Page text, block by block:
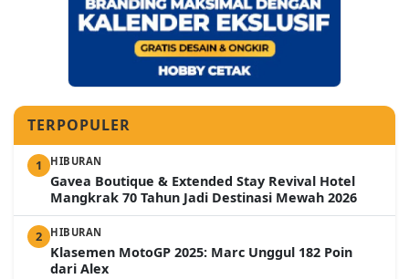
TERPOPULER
1 HIBURAN
Gavea Boutique & Extended Stay Revival Hotel
Mangkrak 70 Tahun Jadi Destinasi Mewah 2026
2 HIBURAN
Klasemen MotoGP 2025: Marc Unggul 182 Poin
dari Alex